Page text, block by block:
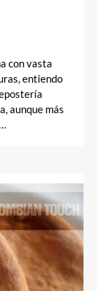
con vasta
entiendo
aunque más